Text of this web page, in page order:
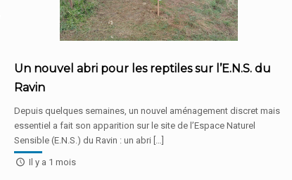
Un nouvel abri pour les reptiles sur l’E.N.S. du
Ravin
Depuis quelques semaines, un nouvel aménagement discret mais
essentiel a fait son apparition sur le site de l’Espace Naturel
Sensible (E.N.S.) du Ravin : un abri […]
Il y a 1 mois